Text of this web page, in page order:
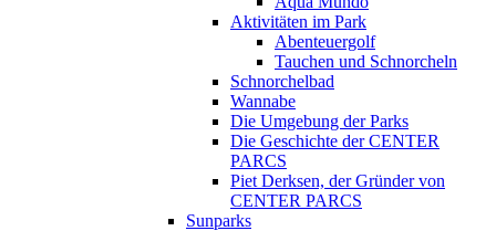
Aktivitäten im Park
Abenteuergolf
Tauchen und Schnorcheln
Schnorchelbad
Wannabe
Die Umgebung der Parks
Die Geschichte der CENTER
PARCS
Piet Derksen, der Gründer von
CENTER PARCS
Sunparks